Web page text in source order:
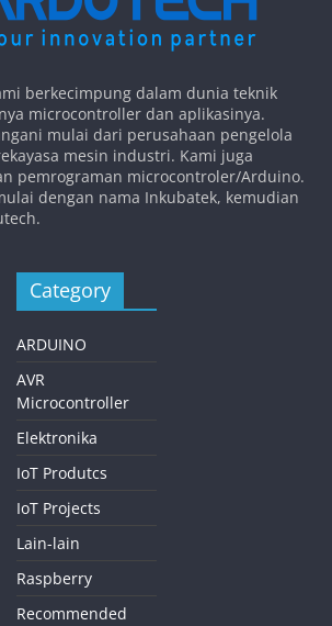
berkecimpung dalam dunia teknik
microcontroller dan aplikasinya.
mulai dari perusahaan pengelola
mesin industri. Kami juga
pemrograman microcontroler/Arduino.
dengan nama Inkubatek, kemudian
Category
ARDUINO
AVR
Microcontroller
Elektronika
IoT Produtcs
IoT Projects
Lain-lain
Raspberry
Recommended